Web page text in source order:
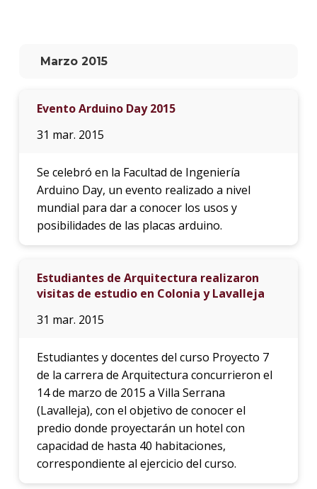
Marzo 2015
Evento Arduino Day 2015
31 mar. 2015
Se celebró en la Facultad de Ingeniería
Arduino Day, un evento realizado a nivel
mundial para dar a conocer los usos y
posibilidades de las placas arduino.
Estudiantes de Arquitectura realizaron
visitas de estudio en Colonia y Lavalleja
31 mar. 2015
Estudiantes y docentes del curso Proyecto 7
de la carrera de Arquitectura concurrieron el
14 de marzo de 2015 a Villa Serrana
(Lavalleja), con el objetivo de conocer el
predio donde proyectarán un hotel con
capacidad de hasta 40 habitaciones,
correspondiente al ejercicio del curso.